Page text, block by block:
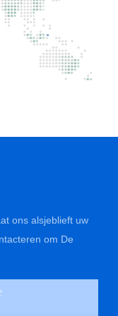
40%
ons alsjeblieft uw
om De